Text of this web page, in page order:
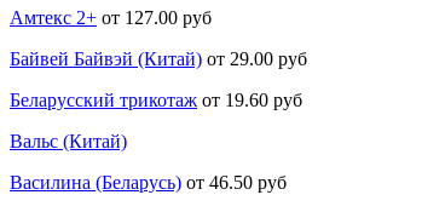
Амтекс 2+ от 127.00 руб
Байвей Байвэй (Китай) от 29.00 руб
Беларусский трикотаж от 19.60 руб
Вальс (Китай)
Василина (Беларусь) от 46.50 руб